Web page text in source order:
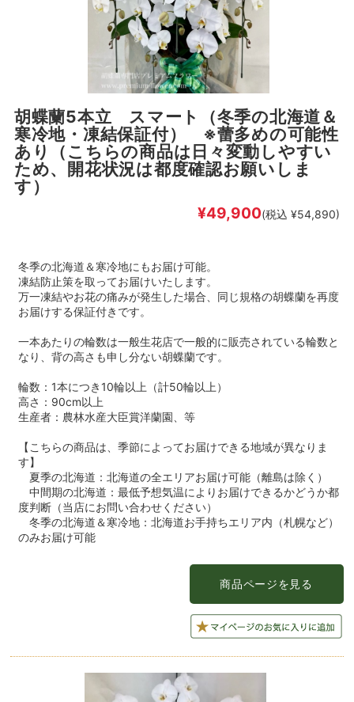
胡蝶蘭5本立 スマート（冬季の北海道＆
寒冷地・凍結保証付） ※蕾多めの可能性
あり（こちらの商品は日々変動しやすい
ため、開花状況は都度確認お願いしま
す）
¥49,900(税込 ¥54,890)
冬季の北海道＆寒冷地にもお届け可能。
凍結防止策を取ってお届けいたします。
万一凍結やお花の痛みが発生した場合、同じ規格の胡蝶蘭を再度
お届けする保証付きです。
一本あたりの輪数は一般生花店で一般的に販売されている輪数と
なり、背の高さも申し分ない胡蝶蘭です。
輪数：1本につき10輪以上（計50輪以上）
高さ：90cm以上
生産者：農林水産大臣賞洋蘭園、等
【こちらの商品は、季節によってお届けできる地域が異なりま
す】
夏季の北海道：北海道の全エリアお届け可能（離島は除く）
中間期の北海道：最低予想気温によりお届けできるかどうか都
度判断（当店にお問い合わせください）
冬季の北海道＆寒冷地：北海道お手持ちエリア内（札幌など）
のみお届け可能